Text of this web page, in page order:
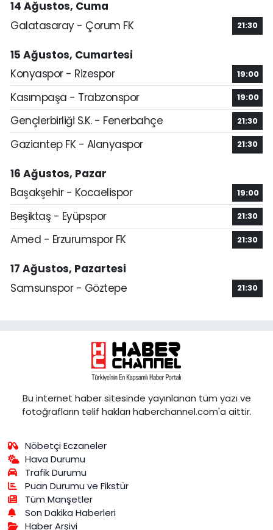
14 Ağustos, Cuma
Galatasaray - Çorum FK
21:30
15 Ağustos, Cumartesi
Konyaspor - Rizespor
19:00
Kasımpaşa - Trabzonspor 19:00
Gençlerbirliği S.K. - Fenerbahçe 21:30
Gaziantep FK - Alanyaspor 21:30
16 Ağustos, Pazar
Başakşehir - Kocaelispor
19:00
Beşiktaş - Eyüpspor 21:30
Amed - Erzurumspor FK 21:30
17 Ağustos, Pazartesi
Samsunspor - Göztepe
21:30
Bu internet haber sitesinde yayınlanan tüm yazı ve
fotoğrafların telif hakları haberchannel.com'a aittir.
Nöbetçi Eczaneler
Hava Durumu
Trafik Durumu
Puan Durumu ve Fikstür
Tüm Manşetler
Son Dakika Haberleri
Haber Arşivi